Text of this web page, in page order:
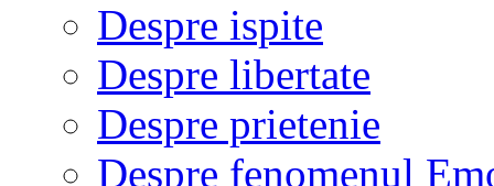
Despre ispite
Despre libertate
Despre prietenie
Despre fenomenul